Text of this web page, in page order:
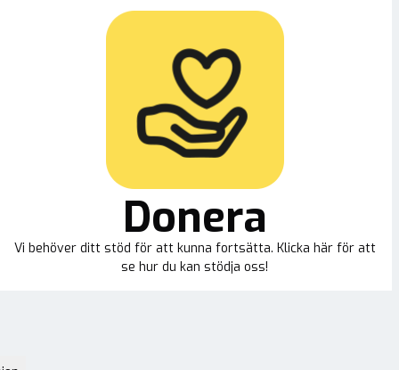
Donera
Vi behöver ditt stöd för att kunna fortsätta. Klicka här för att
se hur du kan stödja oss!